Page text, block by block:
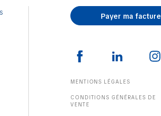
Payer ma facture
MENTIONS LÉGALES
CONDITIONS GÉNÉRALES DE
VENTE